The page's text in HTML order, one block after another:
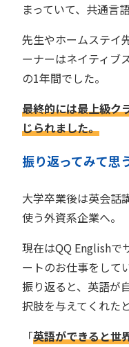
まっていて、共通言
先生やホームステイ
ーナーはネイティブ
の1年間でした。
最終的には最上級ク
じられました。
振り返ってみて思
大学卒業後は英会話
使う外資系企業へ。
現在はQQ Englishで
ートのお仕事をして
振り返ると、英語が
択肢を与えてくれた
「英語ができると世